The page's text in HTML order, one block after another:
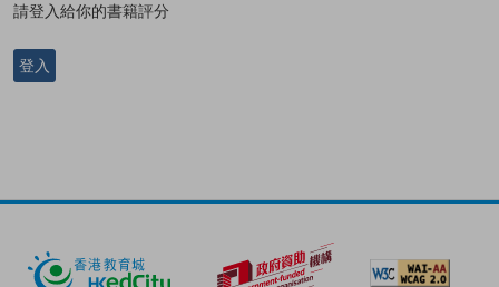
請登入給你的書籍評分
登入